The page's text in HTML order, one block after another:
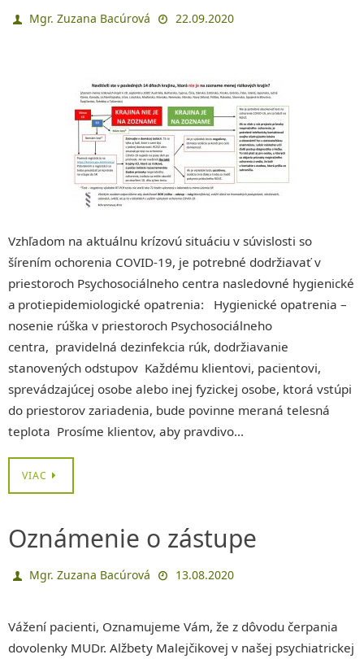
Mgr. Zuzana Bacúrová 22.09.2020
Vzhľadom na aktuálnu krízovú situáciu v súvislosti so
šírením ochorenia COVID-19, je potrebné dodržiavať v
priestoroch Psychosociálneho centra nasledovné hygienické
a protiepidemiologické opatrenia: Hygienické opatrenia –
nosenie rúška v priestoroch Psychosociálneho
centra, pravidelná dezinfekcia rúk, dodržiavanie
stanovených odstupov Každému klientovi, pacientovi,
sprevádzajúcej osobe alebo inej fyzickej osobe, ktorá vstúpi
do priestorov zariadenia, bude povinne meraná telesná
teplota Prosíme klientov, aby pravdivo…
VIAC
Oznámenie o zástupe
Mgr. Zuzana Bacúrová 13.08.2020
Vážení pacienti, Oznamujeme Vám, že z dôvodu čerpania
dovolenky MUDr. Alžbety Malejčikovej v našej psychiatrickej